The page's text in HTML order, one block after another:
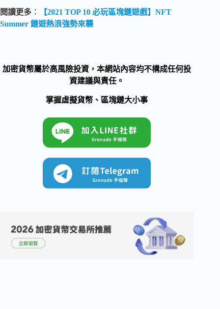
閱讀更多 ：
【2021 TOP 10 必玩區塊鏈遊戲】NFT
Summer 鏈遊熱浪強勢來襲
加密貨幣屬於高風險投資，本網站內容均不構成任何投
資建議與責任。
掌握虛擬貨幣、區塊鏈大小事